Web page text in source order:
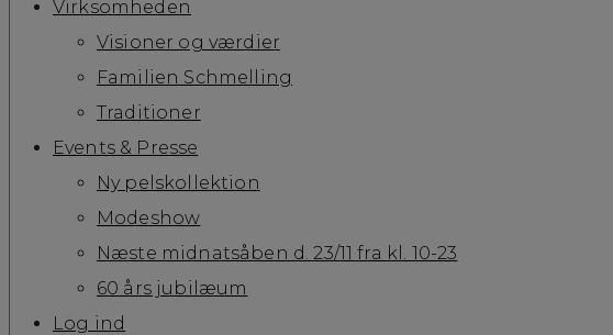
Virksomheden
Visioner og værdier
Familien Schmelling
Traditioner
Events & Presse
Ny pelskollektion
Modeshow
Næste midnatsåben d. 23/11 fra kl. 10-23
60 års jubilæum
Log ind